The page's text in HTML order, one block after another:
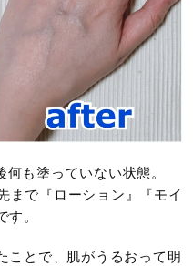
も塗っていない状態。
まで『ローション』『モイ
。
ことで、肌がうるおって明